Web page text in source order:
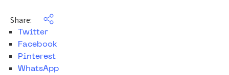
Share:
Twitter
Facebook
Pinterest
WhatsApp